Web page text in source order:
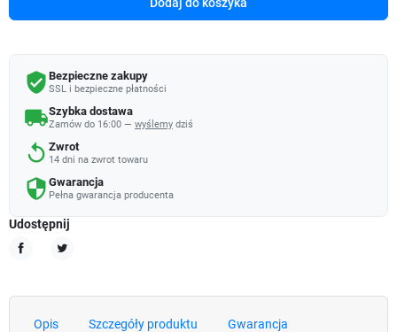
verified_user Bezpieczne zakupy
SSL i bezpieczne płatności
local_shippingSzybka dostawa
Zamów do 16:00 — wyślemy dziś
replay Zwrot
14 dni na zwrot towaru
security Gwarancja
Pełna gwarancja producenta
Udostępnij
Opis Szczegóły produktu Gwarancja